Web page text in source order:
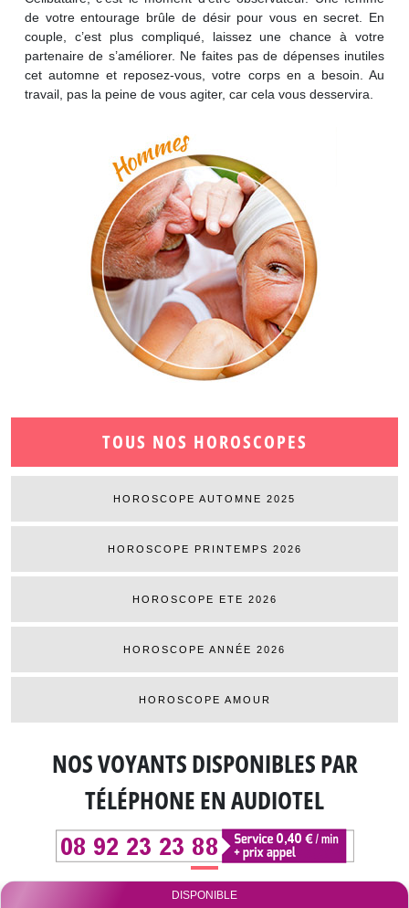
TOUS NOS HOROSCOPES
HOROSCOPE AUTOMNE 2025
HOROSCOPE PRINTEMPS 2026
HOROSCOPE ETE 2026
HOROSCOPE ANNÉE 2026
HOROSCOPE AMOUR
de votre entourage brûle de désir pour vous en secret. En
couple, c’est plus compliqué, laissez une chance à votre
partenaire de s’améliorer. Ne faites pas de dépenses inutiles
cet automne et reposez-vous, votre corps en a besoin. Au
travail, pas la peine de vous agiter, car cela vous desservira.
NOS VOYANTS DISPONIBLESPAR
TÉLÉPHONE EN AUDIOTEL
DISPONIBLE